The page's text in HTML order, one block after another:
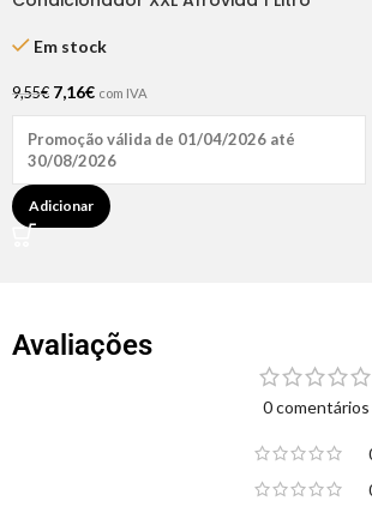
Em stock
9,55€ 7,16€ com IVA
Promoção válida de 01/04/2026 até
30/08/2026
Adicionar
Avaliações
0 comentários